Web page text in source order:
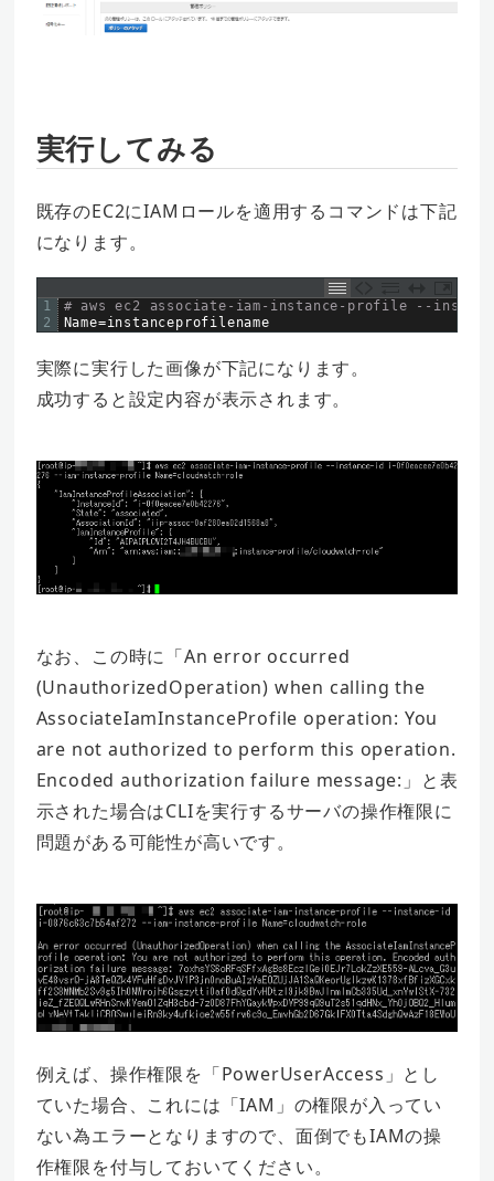
実行してみる
既存のEC2にIAMロールを適用するコマンドは下記
になります。
1
2
# aws ec2 associate-iam-instance-profile --
Name=instanceprofilename
実際に実行した画像が下記になります。
成功すると設定内容が表示されます。
なお、この時に「An error occurred
(UnauthorizedOperation) when calling the
AssociateIamInstanceProfile operation: You
are not authorized to perform this operation.
Encoded authorization failure message:」と表
示された場合はCLIを実行するサーバの操作権限に
問題がある可能性が高いです。
例えば、操作権限を「PowerUserAccess」とし
ていた場合、これには「IAM」の権限が入ってい
ない為エラーとなりますので、面倒でもIAMの操
作権限を付与しておいてください。